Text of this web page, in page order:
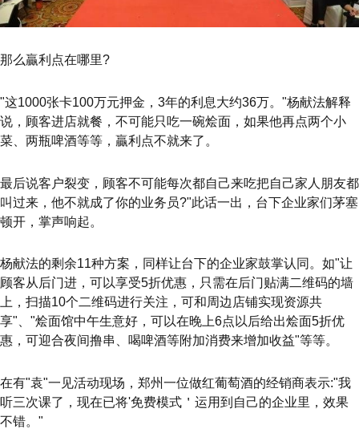
那么贏利点在哪里?
"这1000张卡100万元押金，3年的利息大约36万。"杨献法解释
说，顾客进店就餐，不可能只吃一碗烩面，如果他再点两个小
菜、两瓶啤酒等等，贏利点不就来了。
最后说客户裂变，顾客不可能每次都自己来吃把自己家人朋友都
叫过来，他不就成了你的业务员?"此话一出，台下企业家们茅塞
顿开，掌声响起。
杨献法的剩余11种方案，同样让台下的企业家鼓掌认同。如"让
顾客从后门进，可以享受5折优惠，只需在后门贴满二维码的墙
上，扫描10个二维码进行关注，可和周边店铺实现资源共
享"、"烩面馆中午生意好，可以在晚上6点以后给出烩面5折优
惠，可迎合夜间撸串、喝啤酒等附加消费来增加收益"等等。
在有"袁"一见活动现场，郑州一位做红葡萄酒的经销商表示:"我
听三次课了，现在已将'免费模式＇运用到自己的企业里，效果
不错。"